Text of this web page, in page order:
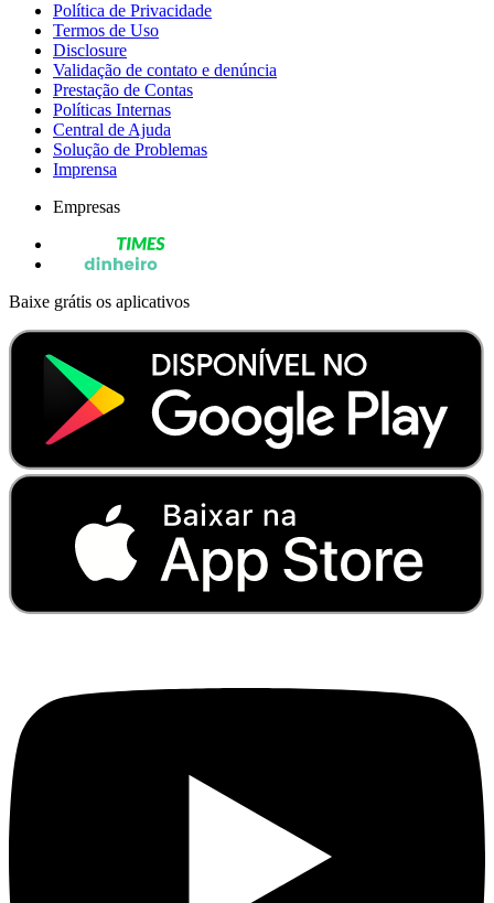
Política de Privacidade
Termos de Uso
Disclosure
Validação de contato e denúncia
Prestação de Contas
Políticas Internas
Central de Ajuda
Solução de Problemas
Imprensa
Empresas
Baixe grátis os aplicativos